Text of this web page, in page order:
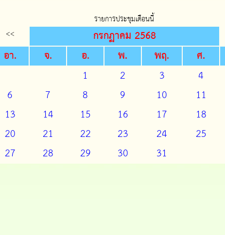
รายการประชุมเดือนนี้
<<
กรกฏาคม 2568
อา. จ. อ. พ. พฤ. ศ.
1 2 3 4
6
7 8 9 10 11
13
14 15 16 17 18
20
21 22 23 24 25
27
28 29 30 31